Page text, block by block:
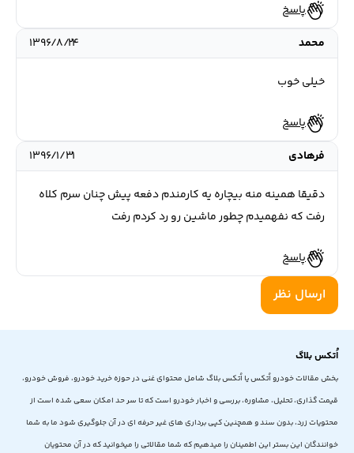
پاسخ
محمد
۱۳۹۶/۸/۲۴
خیلی خوب
پاسخ
فرهادی
۱۳۹۶/۱/۳۱
دقیقا همینه منه بیچاره یه کارمندم دفعه پیش چنان سرم کلاه
رفت که نفهمیدم چطور ماشین رو رد کردم رفت
پاسخ
ارسال نظر
اُتکس بلاگ
بخش مقالات خودرو اُتکس یا اُتکس بلاگ شامل محتوای غنی در حوزه خرید خودرو، فروش خودرو،
قیمت گذاری، تحلیل، مشاوره، بررسی و اخبار خودرو است که تا سر حد امکان سعی شده است از
محتویات زرد، بدون سند و همچنین کپی برداری های غیر حرفه ای در آن جلوگیری شود ما به شما
خوانندگان این بستر این اطمینان را میدهیم که شما مقالاتی را میخوانید که در آن محتویان